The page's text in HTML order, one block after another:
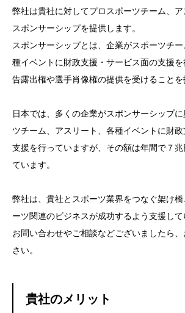
弊社は貴社に対してプロスポーツチーム、
スポンサーシップを提供します。
スポンサーシップとは、企業がスポーツチ
種イベントに財政支援・サービス面の支援
告露出権や選手肖像権の提供を受けることを
日本では、多くの企業がスポンサーシップ
ツチーム、アスリート、各種イベントに財
支援を行っていますが、その額は年間で７
ています。
弊社は、貴社とスポーツ業界をつなぐ架け
ーツ関連のビジネスが成功するよう支援して
お問い合わせやご相談などございましたら
さい。
貴社のメリット